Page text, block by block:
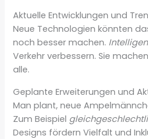
Aktuelle Entwicklungen und
Neue Technologien könnten
noch besser machen.
Verkehr verbessern. Sie
alle.
Geplante Erweiterungen und
Man plant, neue
Zum Beispiel
Designs fördern Vielfalt und